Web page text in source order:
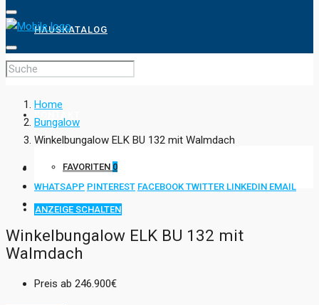
HAUSKATALOG
ANBIETER
FAVORITEN 0
ANZEIGE SCHALTEN
Home
Bungalow
Winkelbungalow ELK BU 132 mit Walmdach
WHATSAPP PINTEREST FACEBOOK TWITTER LINKEDIN EMAIL
Winkelbungalow ELK BU 132 mit
Walmdach
Preis ab 246.900€